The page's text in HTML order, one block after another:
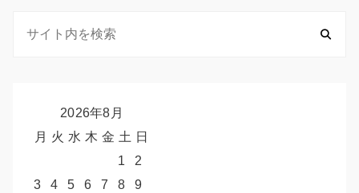
2026年8月
月 火 水 木 金 土 日
1
2
3
4 5 6 7 8
9